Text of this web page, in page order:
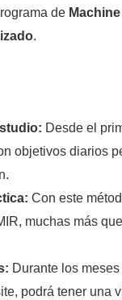
de
.
Desde el
objetivos diarios
Con este
muchas más
Durante los
podrá tener una